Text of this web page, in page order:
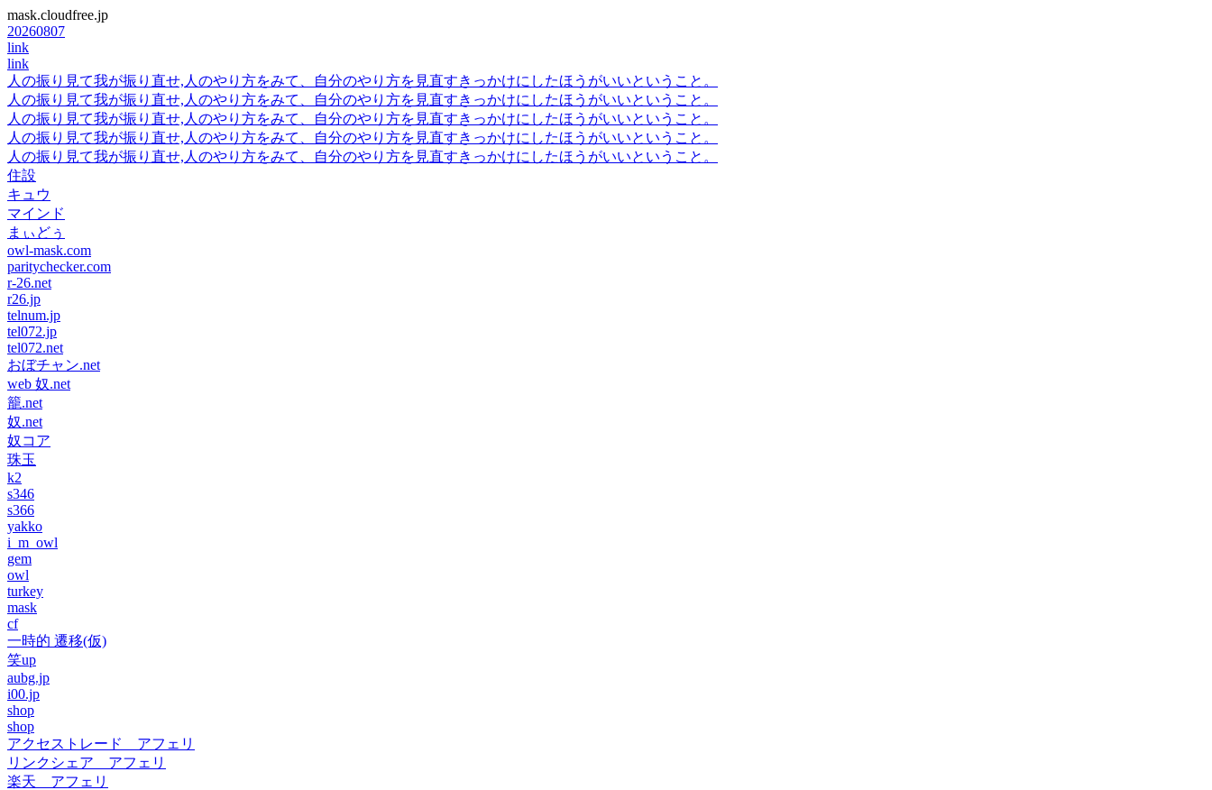
mask.cloudfree.jp
20260807
link
link
人の振り見て我が振り直せ,人のやり方をみて、自分のやり方を見直すきっかけにしたほうがいいということ。
人の振り見て我が振り直せ,人のやり方をみて、自分のやり方を見直すきっかけにしたほうがいいということ。
人の振り見て我が振り直せ,人のやり方をみて、自分のやり方を見直すきっかけにしたほうがいいということ。
人の振り見て我が振り直せ,人のやり方をみて、自分のやり方を見直すきっかけにしたほうがいいということ。
人の振り見て我が振り直せ,人のやり方をみて、自分のやり方を見直すきっかけにしたほうがいいということ。
住設
キュウ
マインド
まぃどぅ
owl-mask.com
paritychecker.com
r-26.net
r26.jp
telnum.jp
tel072.jp
tel072.net
おぼチャン.net
web 奴.net
籠.net
奴.net
奴コア
珠玉
k2
s346
s366
yakko
i_m_owl
gem
owl
turkey
mask
cf
一時的 遷移(仮)
笑up
aubg.jp
i00.jp
shop
shop
アクセストレード アフェリ
リンクシェア アフェリ
楽天 アフェリ